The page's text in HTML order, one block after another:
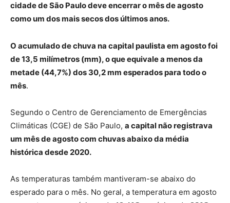
cidade de São Paulo deve encerrar o mês de agosto
como um dos mais secos dos últimos anos.
O acumulado de chuva na capital paulista em agosto foi
de 13,5 milímetros (mm), o que equivale a menos da
metade (44,7%) dos 30,2 mm esperados para todo o
mês.
Segundo o Centro de Gerenciamento de Emergências
Climáticas (CGE) de São Paulo, a capital não registrava
um mês de agosto com chuvas abaixo da média
histórica desde 2020.
As temperaturas também mantiveram-se abaixo do
esperado para o mês. No geral, a temperatura em agosto